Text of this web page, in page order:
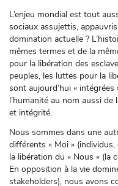
L’enjeu mondial est tout
sociaux assujettis,
domination actuelle ?
mêmes termes et de la
pour la libération des
peuples, les luttes pour la
sont aujourd’hui «
l’humanité au nom aussi
et intégrité.
Nous sommes dans une
différents « Moi »
la libération du « Nous » (la
En opposition à la vie
stakeholders), nous avons